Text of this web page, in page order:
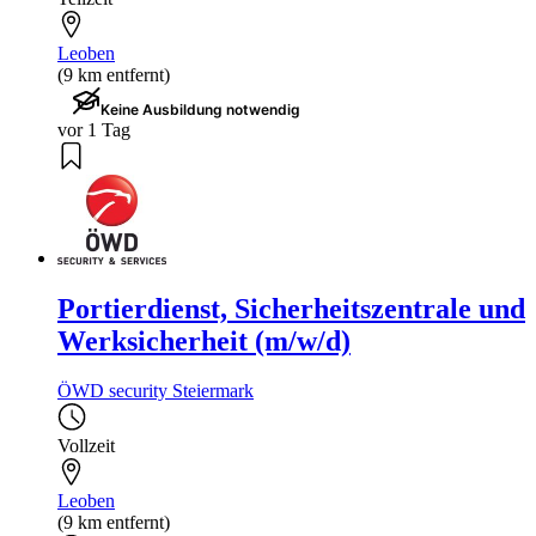
Leoben
(9 km entfernt)
Keine Ausbildung notwendig
vor 1 Tag
Portierdienst, Sicherheitszentrale und
Werksicherheit (m/w/d)
ÖWD security Steiermark
Vollzeit
Leoben
(9 km entfernt)